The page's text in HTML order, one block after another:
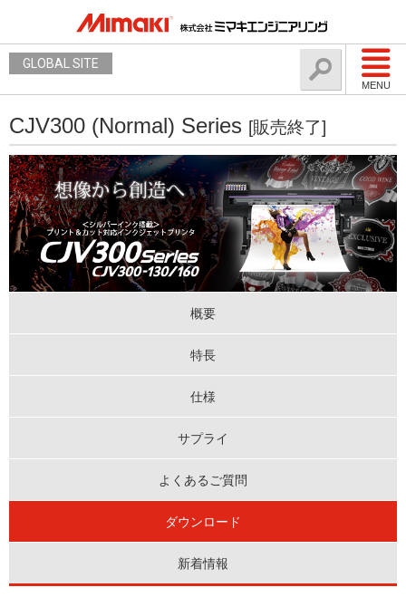
MENU
GLOBAL SITE
CJV300 (Normal) Series [販売終了]
概要
特長
仕様
サプライ
よくあるご質問
ダウンロード
新着情報